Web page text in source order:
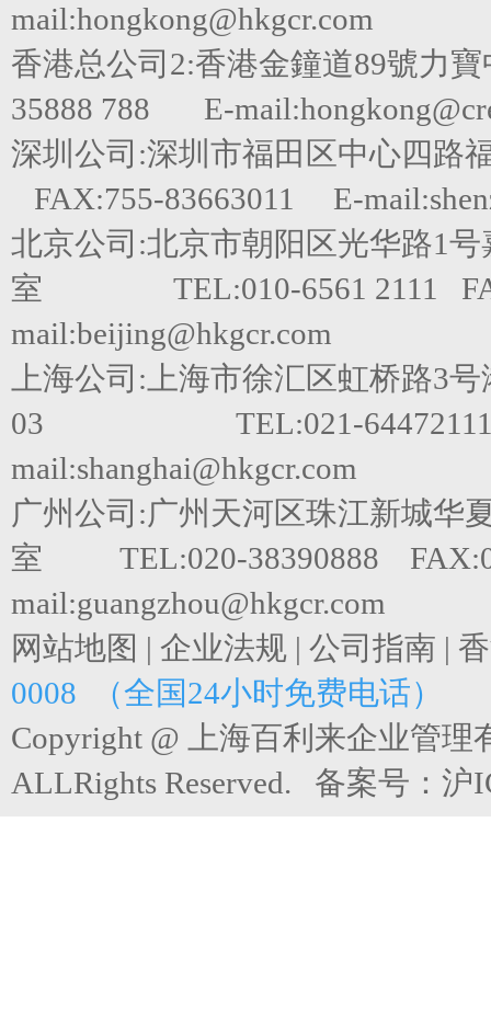
mail:hongkong@hkgcr.com
香港总公司2:香港金鐘道89
35888 788 E-
深圳公司:深圳市福田区中心四路
FAX:755-83663011 E-
北京公司:北京市朝阳区光华路1号
室 TEL:010-6561 2111
mail:beijing@hkgcr.com
上海公司:上海市徐汇区虹桥路3
03 TEL:021-64472111
mail:shanghai@hkgcr.com
广州公司:广州天河区珠江新城华
室 TEL:020-38390888
mail:guangzhou@hkgcr.com
网站地图 | 企业法规 | 公司指南 |
0008 （全国24小时免费电话）
Copyright @ 上海百利来企业管理
ALLRights Reserved. 备案号： 沪